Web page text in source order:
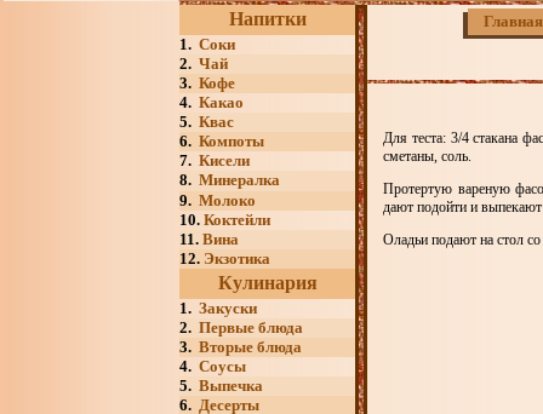
Напитки
1. Соки
2. Чай
3. Кофе
4. Какао
5. Квас
6. Компоты
7. Кисели
8. Минералка
9. Молоко
10. Коктейли
11. Вина
12. Экзотика
Кулинария
1. Закуски
2. Первые блюда
3. Вторые блюда
4. Соусы
5. Выпечка
6. Десерты
Главная
Для теста: 3/4 стакана
сметаны, соль.
Протертую вареную
дают подойти и выпекают
Оладьи подают на стол